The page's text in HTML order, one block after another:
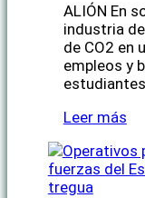
ALIÓN En
industria
de CO2 en
empleos y
Leer más